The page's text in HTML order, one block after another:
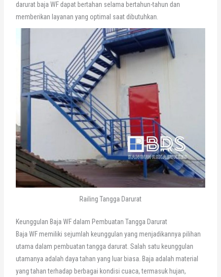
darurat baja WF dapat bertahan selama bertahun-tahun dan
memberikan layanan yang optimal saat dibutuhkan.
Railing Tangga Darurat
Keunggulan Baja WF dalam Pembuatan Tangga Darurat
Baja WF memiliki sejumlah keunggulan yang menjadikannya pilihan
utama dalam pembuatan tangga darurat. Salah satu keunggulan
utamanya adalah daya tahan yang luar biasa. Baja adalah material
yang tahan terhadap berbagai kondisi cuaca, termasuk hujan,